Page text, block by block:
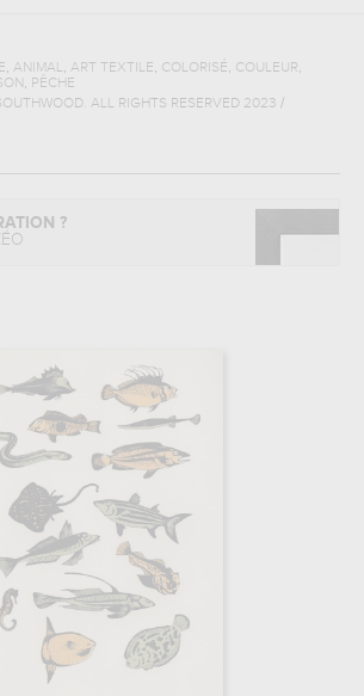
, ANIMAL, ART TEXTILE, COLORISÉ, COULEUR,
, PÊCHE
ALL RIGHTS RESERVED 2023 /
?